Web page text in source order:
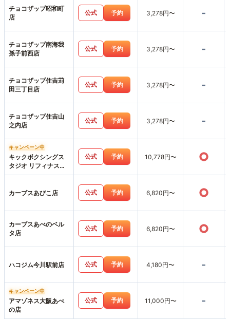
チョコザップ昭和町
店
公式 予約 3,278円〜 -
チョコザップ南海我
孫子前西店
公式 予約 3,278円〜 -
チョコザップ住吉苅
田三丁目店
公式 予約 3,278円〜 -
チョコザップ住吉山
之内店
公式 予約 3,278円〜 -
キャンペーン中
キックボクシングス
タジオ リフィナス天
王寺店
公式 予約 10,778円〜 ○
カーブスあびこ店 公式 予約 6,820円〜 ○
カーブスあべのベル
タ店
公式 予約 6,820円〜 ○
ハコジム今川駅前店 公式 予約 4,180円〜 -
キャンペーン中
アマゾネス大阪あべ
の店
公式 予約 11,000円〜 -